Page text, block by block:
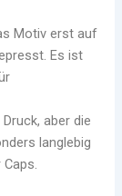
Motiv erst auf
Es ist
aber die
langlebig